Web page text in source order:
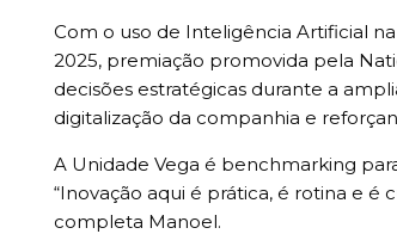
Com o uso de Inteligência Artificial
2025, premiação promovida pela
decisões estratégicas durante a
digitalização da companhia e
A Unidade Vega é benchmarking
“Inovação aqui é prática, é rotina e
completa Manoel.